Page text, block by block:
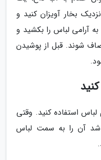
بخار آویزان کنید و
آرامی لباس را بکشید و
شوند. قبل از پوشیدن
لباس استفاده کنید. وقتی
شد آن را به سمت لباس